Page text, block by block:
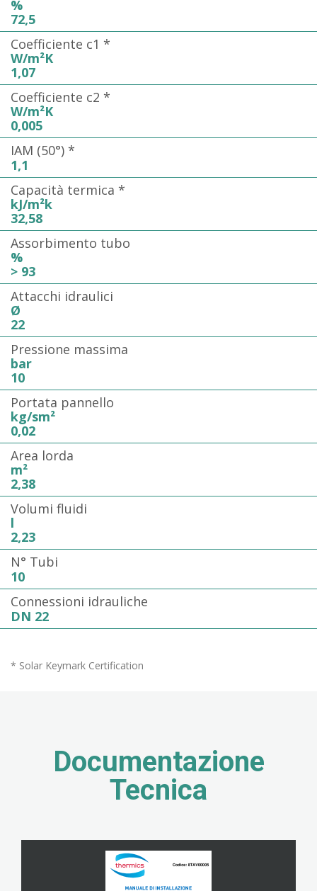
%
72,5
Coefficiente c1 *
W/m²K
1,07
Coefficiente c2 *
W/m²K
0,005
IAM (50°) *
1,1
Capacità termica *
kJ/m²k
32,58
Assorbimento tubo
%
> 93
Attacchi idraulici
Ø
22
Pressione massima
bar
10
Portata pannello
kg/sm²
0,02
Area lorda
m²
2,38
Volumi fluidi
l
2,23
N° Tubi
10
Connessioni idrauliche
DN 22
* Solar Keymark Certification
Documentazione
Tecnica